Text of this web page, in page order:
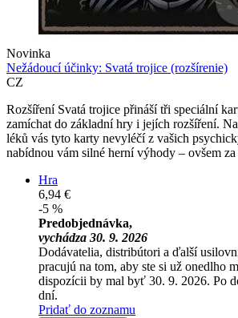
Novinka
Nežádoucí účinky: Svatá trojice (rozšírenie)
CZ
Rozšíření Svatá trojice přináší tři speciální
zamíchat do základní hry i jejích rozšíření.
léků vás tyto karty nevyléčí z vašich
nabídnou vám silné herní výhody – ovšem
Hra
6,94 €
-5 %
Predobjednávka,
vychádza 30. 9. 2026
Dodávatelia, distribútori a ďalší
pracujú na tom, aby ste si už onedlho
dispozícii by mal byť 30. 9. 2026. Po
dní.
Pridať do zoznamu